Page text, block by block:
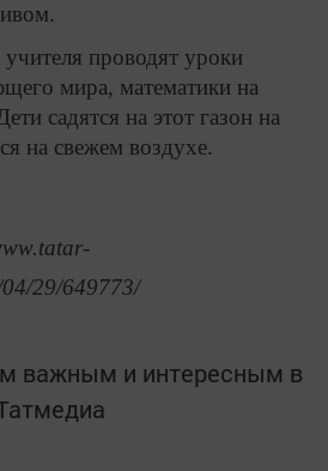
проводят уроки
мира, математики на
садятся на этот газон на
на свежем воздухе.
29/649773/
важным и интересным в